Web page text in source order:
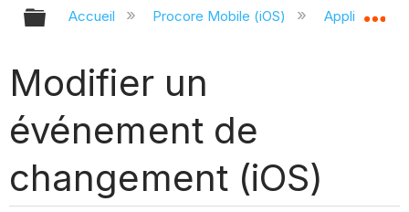
Développer/réduire la hiérarchie
Accueil Procore Mobile (iOS) Application
Modifier un
événement de
changement (iOS)